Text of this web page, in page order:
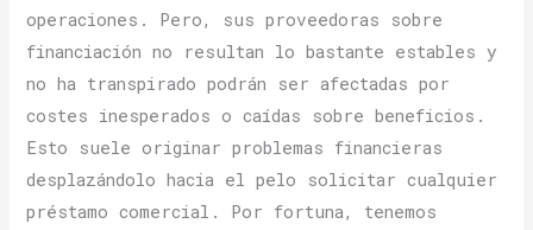
operaciones. Pero, sus proveedoras sobre
financiación no resultan lo bastante estables y
no ha transpirado podrán ser afectadas por
costes inesperados o caídas sobre beneficios.
Esto suele originar problemas financieras
desplazándolo hacia el pelo solicitar cualquier
préstamo comercial. Por fortuna, tenemos